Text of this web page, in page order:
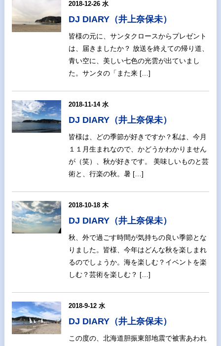
2018-12-26 水
DJ DIARY（井上奈保未）
皆様の元に、サンタクロースからプレゼント
は、届きましたか？ 放送を終えての帰り道、
青い空に、美しい七色の光雲が出ていまし
た。サンタの「また来 […]
2018-11-14 水
DJ DIARY（井上奈保未）
皆様は、どの季節が好きですか？私は、今月
１１月生まれなので、かどうかわかりません
が（笑）、秋が好きです。 美味しいものと芸
術と、行楽の秋。暑 […]
2018-10-18 木
DJ DIARY（井上奈保未）
秋、外で過ごす時間が気持ちの良い季節とな
りました。皆様、今年はどんな秋を楽しまれ
るのでしょうか。海を楽しむ？イベントを楽
しむ？芸術を楽しむ？ […]
2018-9-12 水
DJ DIARY（井上奈保未）
この度の、北海道胆振東部地震で被害あわれ